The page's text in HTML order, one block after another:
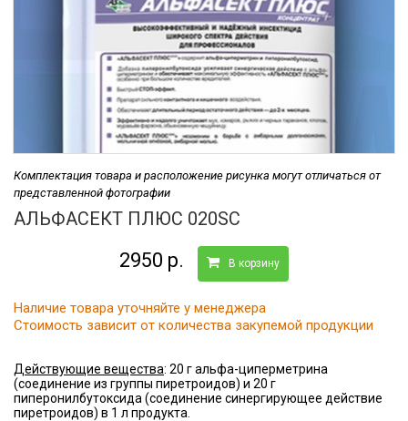
Комплектация товара и расположение рисунка могут отличаться от
представленной фотографии
АЛЬФАСЕКТ ПЛЮС 020SC
2950 р. В корзину
Наличие товара уточняйте у менеджера
Стоимость зависит от количества закупемой продукции
Действующие вещества: 20 г альфа-циперметрина
(соединение из группы пиретроидов) и 20 г
пиперонилбутоксида (соединение синергирующее действие
пиретроидов) в 1 л продукта.